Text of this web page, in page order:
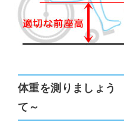
体重を測りましょう
て～